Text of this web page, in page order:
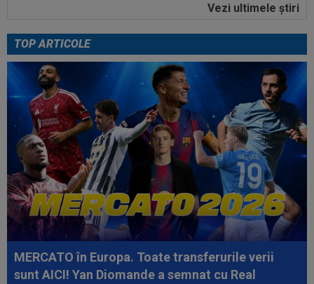
S-a încheiat ”telenovela” transferului lui Julian
08:26
Vinicius Junior, mesaj pentru Florentino Perez
și Jose Mourinho, după ce a...
08:19
Primul jucător OUT de la CFR Cluj, după 0-5 cu
Tromso
08:13
După ce au refuzat să cânte imnul naţional şi au
fugit din ţară, "trădătoarele"...
Vezi ultimele ştiri
TOP ARTICOLE
MERCATO în Europa. Toate transferurile verii
sunt AICI! Yan Diomande a semnat cu Real